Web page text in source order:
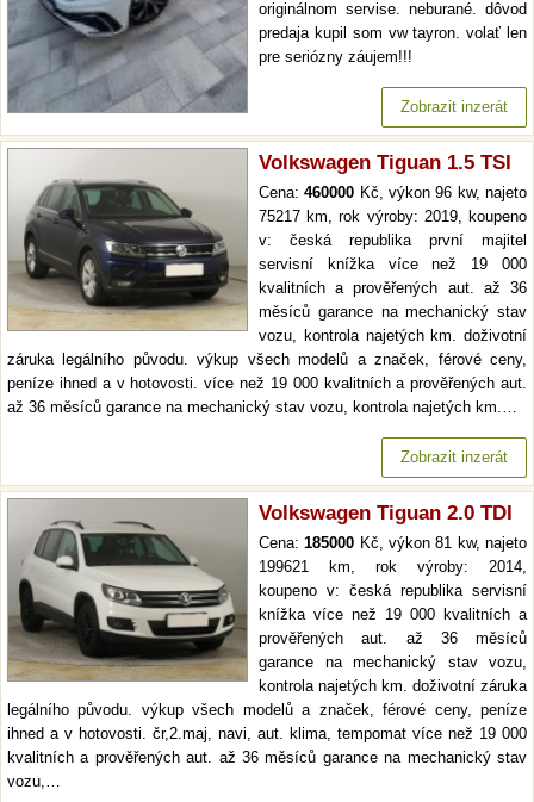
originálnom servise. neburané. dôvod
predaja kupil som vw tayron. volať len
pre seriózny záujem!!!
Zobrazit inzerát
Volkswagen Tiguan 1.5 TSI
Cena:460000 Kč, výkon 96 kw, najeto
75217 km, rok výroby: 2019, koupeno
v: česká republika první majitel
servisní knížka více než 19 000
kvalitních a prověřených aut. až 36
měsíců garance na mechanický stav
vozu, kontrola najetých km. doživotní
záruka legálního původu. výkup všech modelů a značek, férové ceny,
peníze ihned a v hotovosti. více než 19 000 kvalitních a prověřených aut.
až 36 měsíců garance na mechanický stav vozu, kontrola najetých km.…
Zobrazit inzerát
Volkswagen Tiguan 2.0 TDI
Cena:185000 Kč, výkon 81 kw, najeto
199621 km, rok výroby: 2014,
koupeno v: česká republika servisní
knížka více než 19 000 kvalitních a
prověřených aut. až 36 měsíců
garance na mechanický stav vozu,
kontrola najetých km. doživotní záruka
legálního původu. výkup všech modelů a značek, férové ceny, peníze
ihned a v hotovosti. čr,2.maj, navi, aut. klima, tempomat více než 19 000
kvalitních a prověřených aut. až 36 měsíců garance na mechanický stav
vozu,…